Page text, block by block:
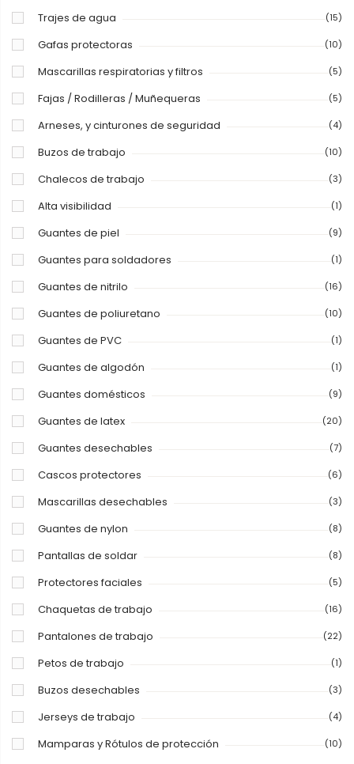
Trajes de agua (15)
Gafas protectoras (10)
Mascarillas respiratorias y filtros (5)
Fajas / Rodilleras / Muñequeras (5)
Arneses, y cinturones de seguridad (4)
Buzos de trabajo (10)
Chalecos de trabajo (3)
Alta visibilidad (1)
Guantes de piel (9)
Guantes para soldadores (1)
Guantes de nitrilo (16)
Guantes de poliuretano (10)
Guantes de PVC (1)
Guantes de algodón (1)
Guantes domésticos (9)
Guantes de latex (20)
Guantes desechables (7)
Cascos protectores (6)
Mascarillas desechables (3)
Guantes de nylon (8)
Pantallas de soldar (8)
Protectores faciales (5)
Chaquetas de trabajo (16)
Pantalones de trabajo (22)
Petos de trabajo (1)
Buzos desechables (3)
Jerseys de trabajo (4)
Mamparas y Rótulos de protección (10)